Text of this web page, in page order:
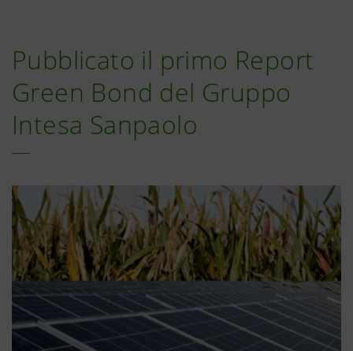
Pubblicato il primo Report
Green Bond del Gruppo
Intesa Sanpaolo